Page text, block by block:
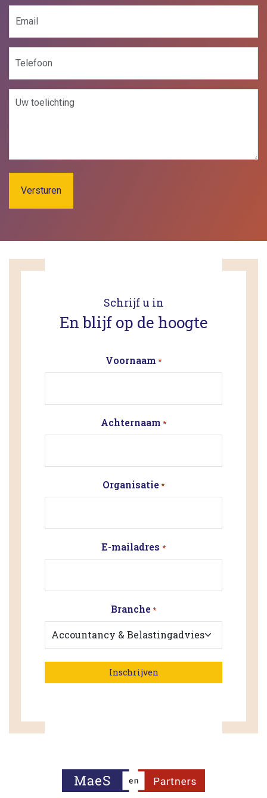
mailadres
(Vereist)
Schrijf u in
En blijf op de hoogte
Voornaam *
Achternaam *
Organisatie*
E-mailadres *
Branche*